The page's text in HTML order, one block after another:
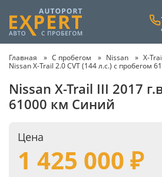
Главная С пробегом Nissan X-
Nissan X-Trail 2.0 CVT (144 л.с.) с пробегом
Nissan X-Trail III 2017
61000 км Синий
Цена
1 425 000